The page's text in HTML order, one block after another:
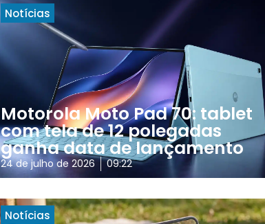
Notícias
Motorola Moto Pad 70: tablet
com tela de 12 polegadas
ganha data de lançamento
24 de julho de 2026 09:22
Notícias